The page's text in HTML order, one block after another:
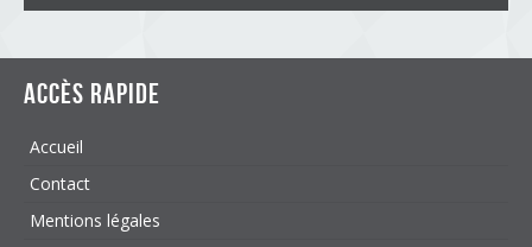
Accès rapide
Accueil
Contact
Mentions légales